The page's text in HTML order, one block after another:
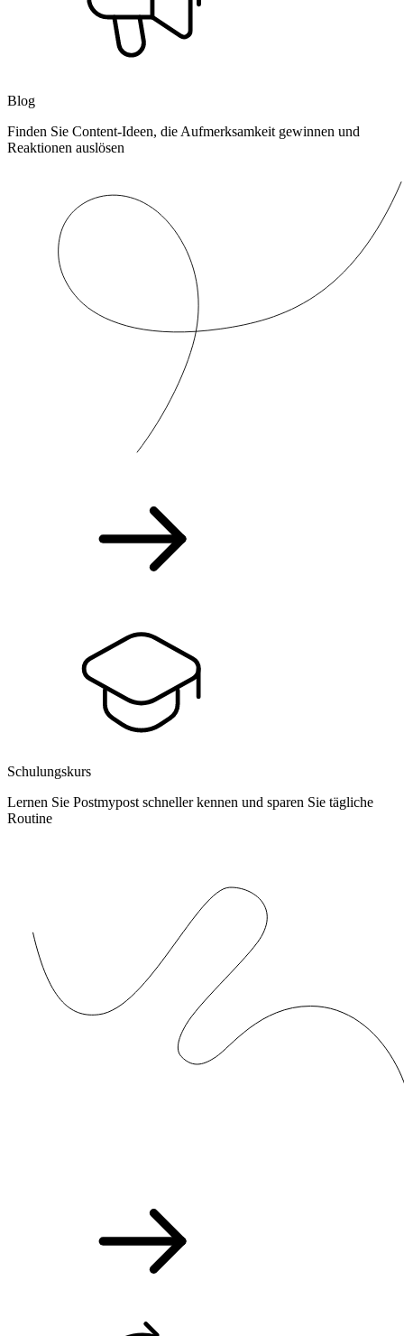
Blog
Finden Sie Content-Ideen, die Aufmerksamkeit gewinnen und
Reaktionen auslösen
Schulungskurs
Lernen Sie Postmypost schneller kennen und sparen Sie tägliche
Routine